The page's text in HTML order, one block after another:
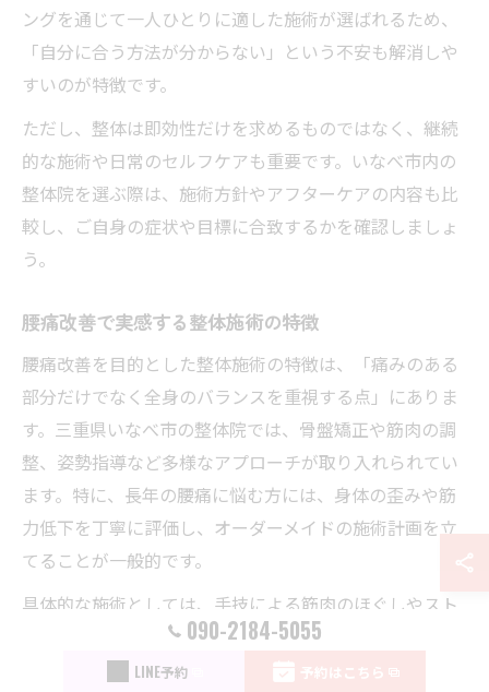
ングを通じて一人ひとりに適した施術が選ばれるため、
「自分に合う方法が分からない」という不安も解消しや
すいのが特徴です。
ただし、整体は即効性だけを求めるものではなく、継続
的な施術や日常のセルフケアも重要です。いなべ市内の
整体院を選ぶ際は、施術方針やアフターケアの内容も比
較し、ご自身の症状や目標に合致するかを確認しましょ
う。
腰痛改善で実感する整体施術の特徴
腰痛改善を目的とした整体施術の特徴は、「痛みのある
部分だけでなく全身のバランスを重視する点」にありま
す。三重県いなべ市の整体院では、骨盤矯正や筋肉の調
整、姿勢指導など多様なアプローチが取り入れられてい
ます。特に、長年の腰痛に悩む方には、身体の歪みや筋
力低下を丁寧に評価し、オーダーメイドの施術計画を立
てることが一般的です。
具体的な施術としては、手技による筋肉のほぐしやスト
レッチ、骨格の調整などが挙げられます。施術後には
「腰の軽さを感じた」「動きやすくなった」などの変化
090-2184-5055
LINE予約 予約はこちら